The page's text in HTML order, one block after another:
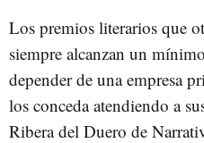
Los premios literarios que
siempre alcanzan un
depender de una empresa
los conceda atendiendo a
Ribera del Duero de